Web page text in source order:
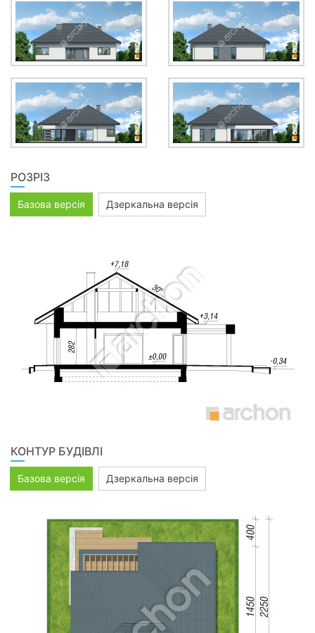
РОЗРІЗ
Базова версія Дзеркальна версія
КОНТУР БУДІВЛІ
Базова версія Дзеркальна версія